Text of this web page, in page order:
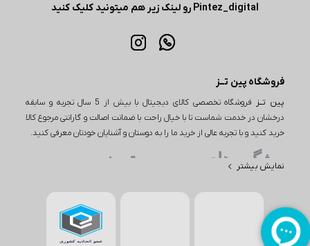
Pintez_digital رو لینک زیر هم میتونید کلیک کنید
فروشگاه پین تــز
پین تــز
فروشگاه تخصصی کالای دیجیتال با بیش از 5 سال تجربه و سابقه
درخشان در خدمت شماست تا با خیال راحت با ضمانت اصالت و گارانتی مرجوع کالا
خرید کنید و با تجربه عالی از خرید ما را به دوستان و آشنایان خودتان معرفی کنید.
ویژگی های مهم پین تـــز
لوازم دیجیتال، لوازم خانگی و بسیاری از محصولات دیگر ارائه می‌دهد. به
عنوان مثال، اگر به دنبال خرید یا بررسی قیمت گوشی باشید، پین تز
نمایش بیشتر